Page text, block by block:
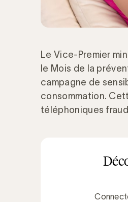
Le Vice-Premier
le Mois de la
campagne de
consommation.
téléphoniques